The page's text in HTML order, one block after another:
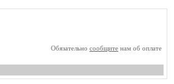
Обязательно сообщите нам об оплате